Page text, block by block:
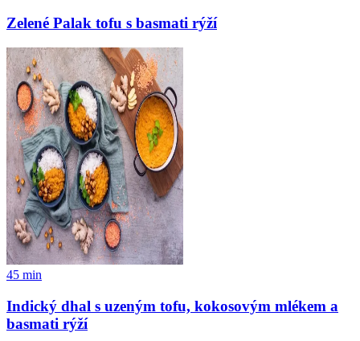
Zelené Palak tofu s basmati rýží
45 min
Indický dhal s uzeným tofu, kokosovým mlékem a
basmati rýží